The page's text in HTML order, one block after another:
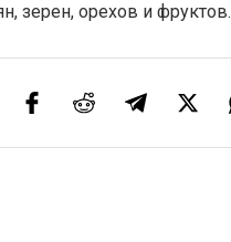
зерен, орехов и фруктов.